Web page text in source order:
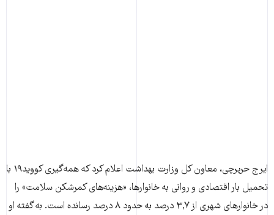
ایرج حریرچی، معاون کل وزارت بهداشت اعلام کرد که همه‌گیری کووید۱۹ با
تحمیل بار اقتصادی و روانی به خانوارها، «هزینه‌های کمرشکن سلامت» را
در خانوارهای شهری از ۳,۷ درصد به حدود ۸ درصد رسانده است. به گفته او